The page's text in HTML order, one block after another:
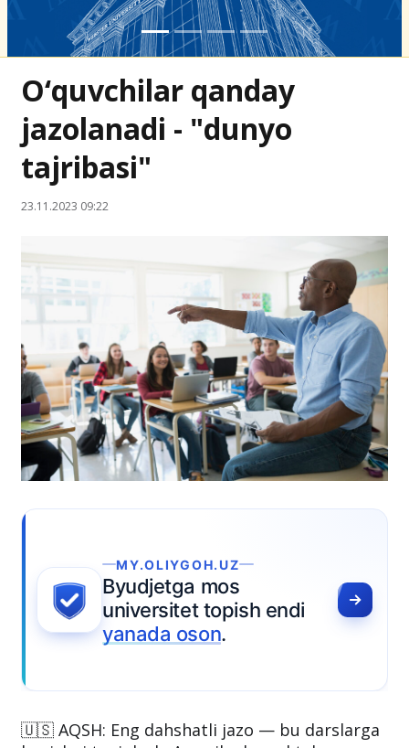
O‘quvchilar qanday
jazolanadi - "dunyo
tajribasi"
23.11.2023 09:22
MY.OLIYGOH.UZ
mos
topish endi
oson.